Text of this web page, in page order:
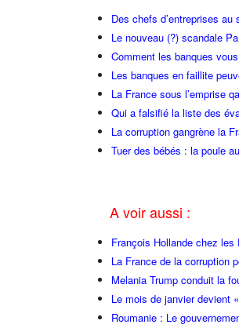
Des chefs d’entreprises au
Le nouveau (?) scandale
Comment les banques
Les banques en faillite
La France sous l’emprise
Qui a falsifié la liste des
La corruption gangrène la
Tuer des bébés : la poule
A voir aussi :
François Hollande chez les
La France de la corruption
Melania Trump conduit la
Le mois de janvier devient
Roumanie : Le